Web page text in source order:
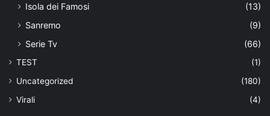
Isola dei Famosi
(13)
Sanremo
(9)
Serie Tv
(66)
TEST
(1)
Uncategorized
(180)
Virali
(4)